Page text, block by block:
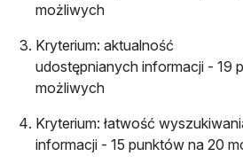
możliwych
Kryterium: aktualność
udostępnianych informacji - 19
możliwych
Kryterium: łatwość
informacji - 15 punktów na 20